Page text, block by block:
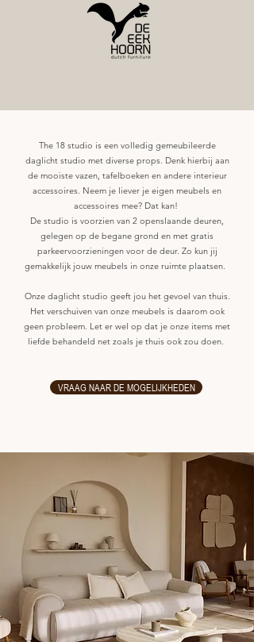
The 18 studio is een volledig gemeubileerde
daglicht studio met diverse props. Denk hierbij aan
de mooiste vazen, tafelboeken en andere interieur
accessoires. Neem je liever je eigen meubels en
accessoires mee? Dat kan!
De studio is voorzien van 2 openslaande deuren,
gelegen op de begane grond en met gratis
parkeervoorzieningen voor de deur. Zo kun jij
gemakkelijk jouw meubels in onze ruimte plaatsen.
Onze daglicht studio geeft jou het gevoel van thuis.
Het verschuiven van onze meubels is daarom ook
geen probleem. Let er wel op dat je onze items met
liefde behandeld net zoals je thuis ook zou doen.
VRAAG NAAR DE MOGELIJKHEDEN